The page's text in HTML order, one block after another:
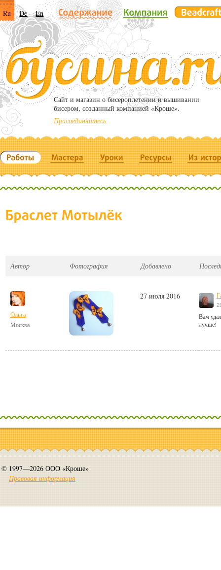
Ru De En
Cайт и магазин о бисероплетении и вышивании
бисером, созданный компанией «Кроше».
Присоединяйтесь
Автор Фотография Добавлено
Ольга
Москва
27 июля 2016
Вам
лучше!
© 1997—2026 ООО «Кроше»
Правовая информация